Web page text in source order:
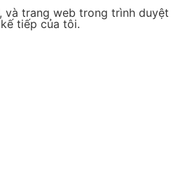
và trang web trong trình duyệt
tiếp của tôi.